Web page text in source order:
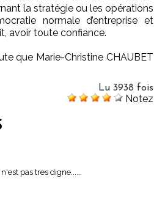
la stratégie ou les opérations
normale d’entreprise et
avoir toute confiance.
que Marie-Christine CHAUBET
Lu 3938 fois
Notez
pas tres digne......